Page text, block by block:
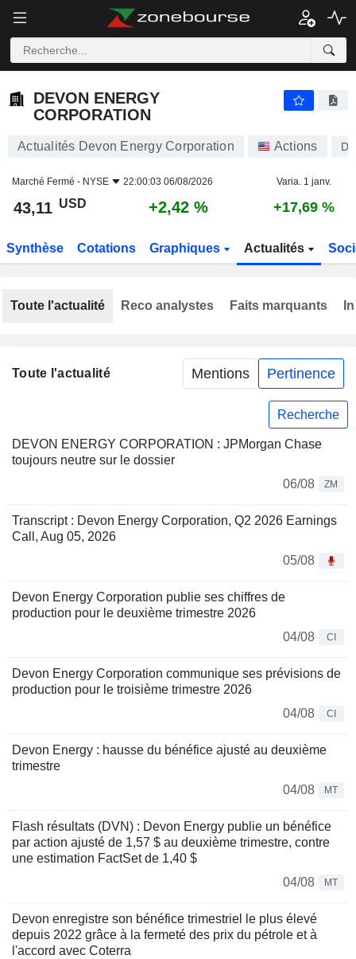
DEVON ENERGY
CORPORATION
Actualités Devon Energy Corporation Actions
Marché Fermé - NYSE 22:00:03 06/08/2026 Varia. 1 janv.
43,11 USD +2,42 % +17,69 %
Synthèse Cotations Graphiques Actualités
Toute l'actualité Mentions Pertinence
Recherche
DEVON ENERGY CORPORATION : JPMorgan Chase
toujours neutre sur le dossier
06/08
ZM
Transcript : Devon Energy Corporation, Q2 2026 Earnings
Call, Aug 05, 2026
05/08
Devon Energy Corporation publie ses chiffres de
production pour le deuxième trimestre 2026
04/08
CI
Devon Energy Corporation communique ses prévisions de
production pour le troisième trimestre 2026
04/08
CI
Devon Energy : hausse du bénéfice ajusté au deuxième
trimestre
04/08
MT
Flash résultats (DVN) : Devon Energy publie un bénéfice
par action ajusté de 1,57 $ au deuxième trimestre, contre
une estimation FactSet de 1,40 $
04/08
MT
Devon enregistre son bénéfice trimestriel le plus élevé
depuis 2022 grâce à la fermeté des prix du pétrole et à
l'accord avec Coterra
Toute l'actualité Reco analystes Faits marquants